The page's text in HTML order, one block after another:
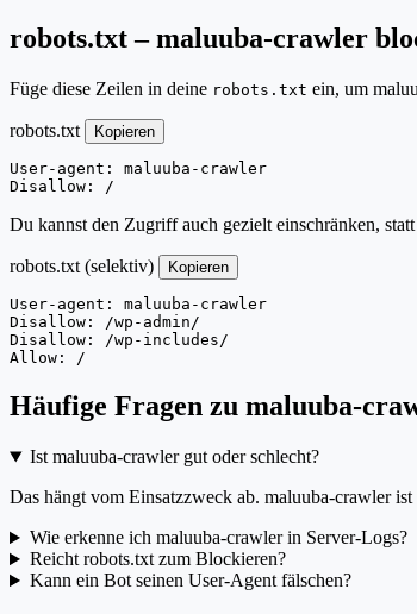
robots.txt – maluuba-crawler
Füge diese Zeilen in deine robots.txt ein, um
robots.txt Kopieren
User-agent: maluuba-crawler
Disallow: /
Du kannst den Zugriff auch gezielt einschränken,
robots.txt (selektiv) Kopieren
User-agent: maluuba-crawler
Disallow: /wp-admin/
Disallow: /wp-includes/
Allow: /
Häufige Fragen zu maluuba-
Ist maluuba-crawler gut oder schlecht?
Das hängt vom Einsatzzweck ab. maluuba-crawler
Wie erkenne ich maluuba-crawler in Server-Logs?
Reicht robots.txt zum Blockieren?
Kann ein Bot seinen User-Agent fälschen?